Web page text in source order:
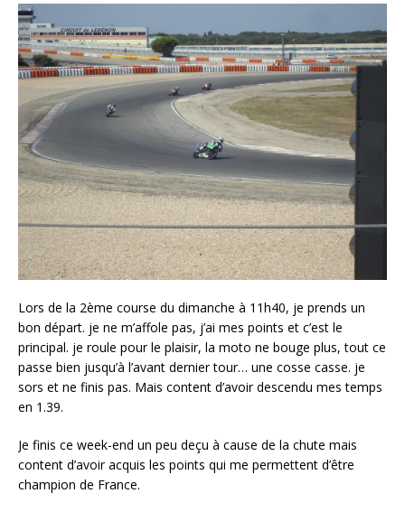
Lors de la 2ème course du dimanche à 11h40, je prends un
bon départ. je ne m’affole pas, j’ai mes points et c’est le
principal. je roule pour le plaisir, la moto ne bouge plus, tout ce
passe bien jusqu’à l’avant dernier tour… une cosse casse. je
sors et ne finis pas. Mais content d’avoir descendu mes temps
en 1.39.
Je finis ce week-end un peu deçu à cause de la chute mais
content d’avoir acquis les points qui me permettent d’être
champion de France.